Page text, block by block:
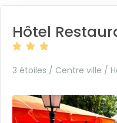
Hôtel
3 étoiles / Centre ville /